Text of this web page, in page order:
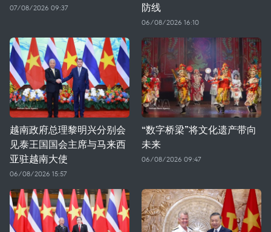
07/08/2026 09:37
防线
06/08/2026 16:10
越南政府总理黎明兴分别会
见泰王国国会主席与马来西
亚驻越南大使
06/08/2026 15:57
“数字桥梁”将文化遗产带向
未来
06/08/2026 09:47